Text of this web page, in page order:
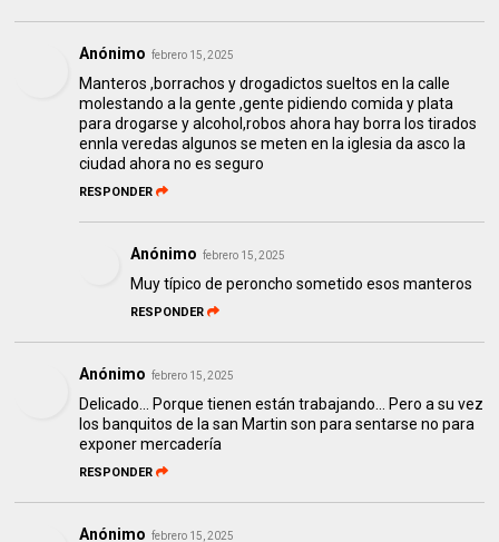
Anónimo febrero 15, 2025
Manteros ,borrachos y drogadictos sueltos en la calle
molestando a la gente ,gente pidiendo comida y plata
para drogarse y alcohol,robos ahora hay borra los tirados
ennla veredas algunos se meten en la iglesia da asco la
ciudad ahora no es seguro
RESPONDER
Anónimo febrero 15, 2025
Muy típico de peroncho sometido esos manteros
RESPONDER
Anónimo febrero 15, 2025
Delicado... Porque tienen están trabajando... Pero a su vez
los banquitos de la san Martin son para sentarse no para
exponer mercadería
RESPONDER
Anónimo febrero 15, 2025